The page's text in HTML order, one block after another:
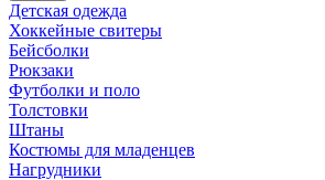
Детская одежда
Хоккейные свитеры
Бейсболки
Рюкзаки
Футболки и поло
Толстовки
Штаны
Костюмы для младенцев
Нагрудники